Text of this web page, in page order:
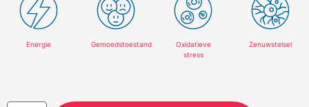
Energie Gemoedstoestand
Oxidatieve
stress
Zenuwstelsel